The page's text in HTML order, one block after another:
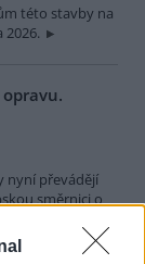
této stavby na
nyní převádějí
směrnici o
společnosti